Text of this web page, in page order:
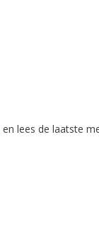
en lees de laatste